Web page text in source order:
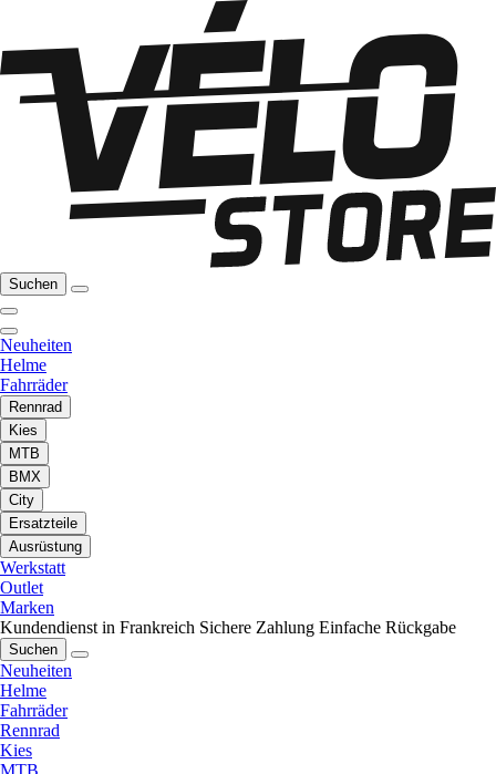
Suchen
Neuheiten
Helme
Fahrräder
Rennrad
Kies
MTB
BMX
City
Ersatzteile
Ausrüstung
Werkstatt
Outlet
Marken
Kundendienst in Frankreich Sichere Zahlung Einfache Rückgabe
Suchen
Neuheiten
Helme
Fahrräder
Rennrad
Kies